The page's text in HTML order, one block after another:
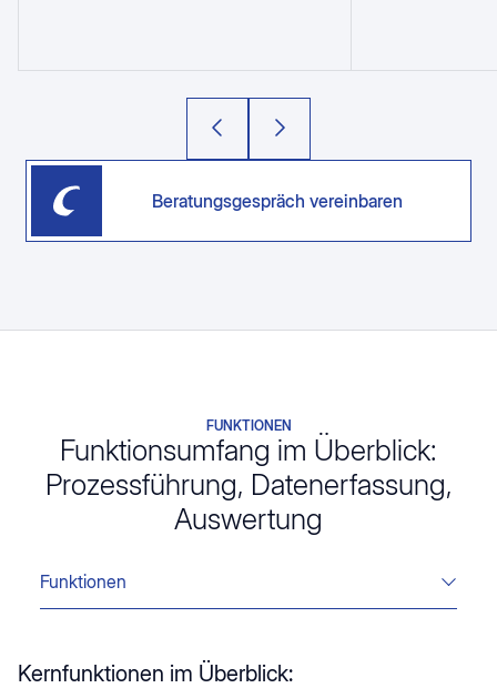
Beratungsgespräch vereinbaren
FUNKTIONEN
Funktionsumfang im Überblick:
Prozessführung, Datenerfassung,
Auswertung
Funktionen
Kernfunktionen im Überblick: